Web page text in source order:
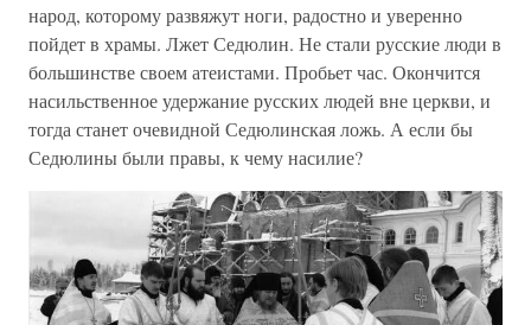
народ, которому развяжут ноги, радостно и уверенно
пойдет в храмы. Лжет Седюлин. Не стали русские люди в
большинстве своем атеистами. Пробьет час. Окончится
насильственное удержание русских людей вне церкви, и
тогда станет очевидной Седюлинская ложь. А если бы
Седюлины были правы, к чему насилие?